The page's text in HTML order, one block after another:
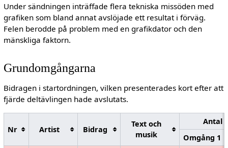
Under sändningen inträffade flera tekniska missöden med
grafiken som bland annat avslöjade ett resultat i förväg.
Felen berodde på problem med en grafikdator och den
mänskliga faktorn.
Grundomgångarna
Bidragen i startordningen, vilken presenterades kort efter att
fjärde deltävlingen hade avslutats.
Nr Artist Bidrag
Text och
musik
Antal
Omgång 1